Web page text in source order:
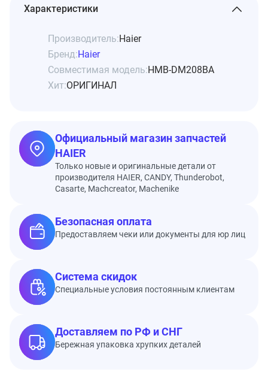
Характеристики
Производитель:Haier
Бренд:Haier
Совместимая модель:HMB-DM208BA
Хит:ОРИГИНАЛ
Официальный магазин запчастей
HAIER
Только новые и оригинальные детали от
производителя HAIER, CANDY, Thunderobot,
Casarte, Machcreator, Machenike
Безопасная оплата
Предоставляем чеки или документы для юр лиц
Система скидок
Специальные условия постоянным клиентам
Доставляем по РФ и СНГ
Бережная упаковка хрупких деталей